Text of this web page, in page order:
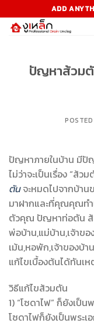
to
content
ADD
ปัญหาส้วม
ปัญหาภายในบ้าน มีปั
ไม่ว่าจะเป็นเรื่อง “ส้
ตันจะหมดไปจากบ้า
มาฝากและที่คุณคุณทำ
ตัวคุณ ปัญหาท่อตัน ส้
พ่อบ้าน,แม่บ้าน,เจ้าขอ
เม้น,หอพัก,เจ้าของบ้า
แก้ไขเบื้องต้นได้ทันเ
วิธีแก้ไขส้วมตัน
1) “โซดาไฟ” ก็ยังเป็น
โซดาไฟก็ยังเป็นพระ